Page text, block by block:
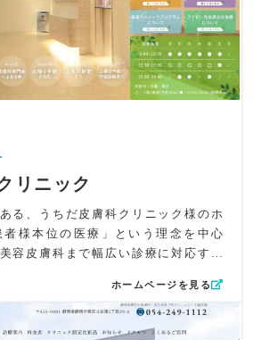
別でありながらも気負わず通える場
的に演出しました。優しいトーンを
果へのこだわりが自然と感じられる
切にしています。
ンスタグラムでのニュートリション
介など、日々のケアにつながる情報
に、料金一覧をわかりやすく掲載す
慣れていない方でも安心して検討で
紹介し、“どんな治療が受けられるの
工夫しています。
でストレスのない導線を重視。ペー
し、治療メニュー・料金・初診案内
閲覧でも院内の雰囲気や治療内容が
レイアウトにも細やかな配慮を施し
リニック
る、うちだ皮膚科クリニック様のホ
様本位の医療」という理念を中心
容皮膚科まで幅広い診療に対応する
した。皮膚の悩みを抱える方が迷わ
して受診につながるように、デザイ
寧に設計しています。
ホームページを見る